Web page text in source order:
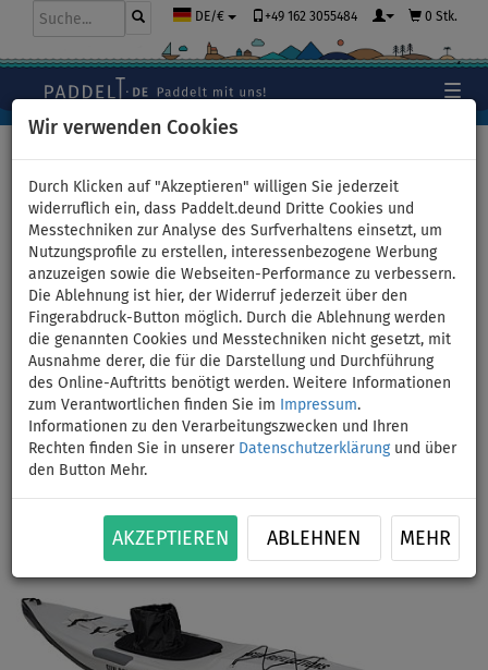
Wir verwenden Cookies
Durch Klicken auf "Akzeptieren" willigen Sie jederzeit
widerruflich ein, dass Paddelt.deund Dritte Cookies und
Messtechniken zur Analyse des Surfverhaltens einsetzt, um
Nutzungsprofile zu erstellen, interessenbezogene Werbung
anzuzeigen sowie die Webseiten-Performance zu verbessern.
Die Ablehnung ist hier, der Widerruf jederzeit über den
Fingerabdruck-Button möglich. Durch die Ablehnung werden
die genannten Cookies und Messtechniken nicht gesetzt, mit
Ausnahme derer, die für die Darstellung und Durchführung
des Online-Auftritts benötigt werden. Weitere Informationen
zum Verantwortlichen finden Sie im
Impressum.
Informationen zu den Verarbeitungszwecken und Ihren
Rechten finden Sie in unserer Datenschutzerklärungund über
den Button Mehr.
AKZEPTIEREN ABLEHNEN MEHR
DE/€ +49 162 3055484 0 Stk.
Kajak SUN REFLECTIONS FULL
DS - aufblasbares Kajak 1-
Person
PADDEL
INKL.
BIS
120 kg
VERSAND
GRATIS
Previous